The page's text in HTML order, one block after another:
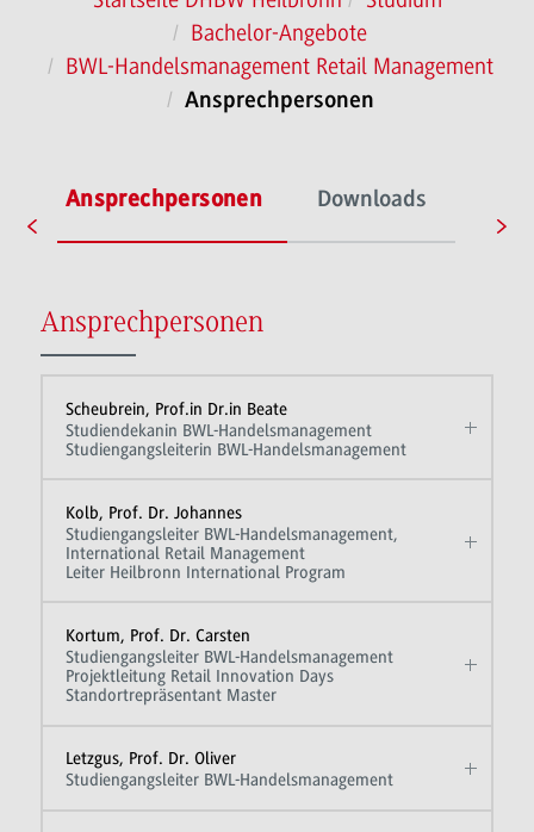
Bachelor-Angebote
BWL-Handelsmanagement Retail Management
Ansprechpersonen
Ansprechpersonen Downloads
Ansprechpersonen
Scheubrein, Prof.in Dr.in Beate
Studiendekanin BWL-Handelsmanagement
Studiengangsleiterin BWL-Handelsmanagement
Kolb, Prof. Dr. Johannes
Studiengangsleiter BWL-Handelsmanagement,
International Retail Management
Leiter Heilbronn International Program
Kortum, Prof. Dr. Carsten
Studiengangsleiter BWL-Handelsmanagement
Projektleitung Retail Innovation Days
Standortrepräsentant Master
Letzgus, Prof. Dr. Oliver
Studiengangsleiter BWL-Handelsmanagement